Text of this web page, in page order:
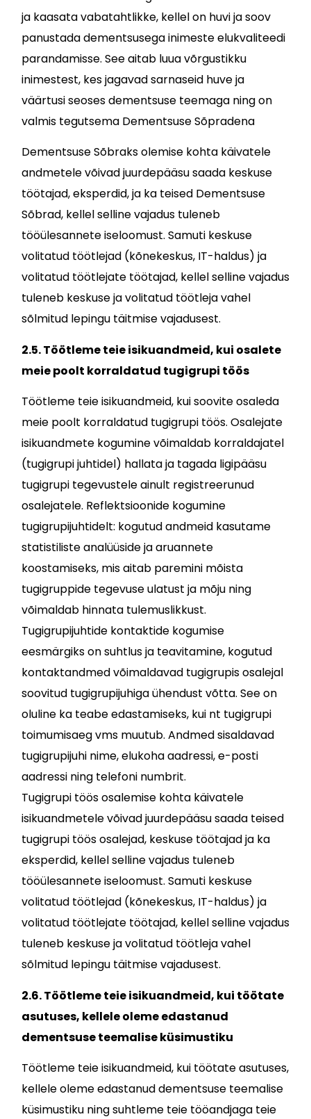
ja kaasata vabatahtlikke, kellel on huvi ja soov
panustada dementsusega inimeste elukvaliteedi
parandamisse. See aitab luua võrgustikku
inimestest, kes jagavad sarnaseid huve ja
väärtusi seoses dementsuse teemaga ning on
valmis tegutsema Dementsuse Sõpradena
Dementsuse Sõbraks olemise kohta käivatele
andmetele võivad juurdepääsu saada keskuse
töötajad, eksperdid, ja ka teised Dementsuse
Sõbrad, kellel selline vajadus tuleneb
tööülesannete iseloomust. Samuti keskuse
volitatud töötlejad (kõnekeskus, IT-haldus) ja
volitatud töötlejate töötajad, kellel selline vajadus
tuleneb keskuse ja volitatud töötleja vahel
sõlmitud lepingu täitmise vajadusest.
2.5. Töötleme teie isikuandmeid, kui osalete
meie poolt korraldatud tugigrupi töös
Töötleme teie isikuandmeid, kui soovite osaleda
meie poolt korraldatud tugigrupi töös. Osalejate
isikuandmete kogumine võimaldab korraldajatel
(tugigrupi juhtidel) hallata ja tagada ligipääsu
tugigrupi tegevustele ainult registreerunud
osalejatele. Reflektsioonide kogumine
tugigrupijuhtidelt: kogutud andmeid kasutame
statistiliste analüüside ja aruannete
koostamiseks, mis aitab paremini mõista
tugigruppide tegevuse ulatust ja mõju ning
võimaldab hinnata tulemuslikkust.
Tugigrupijuhtide kontaktide kogumise
eesmärgiks on suhtlus ja teavitamine, kogutud
kontaktandmed võimaldavad tugigrupis osalejal
soovitud tugigrupijuhiga ühendust võtta. See on
oluline ka teabe edastamiseks, kui nt tugigrupi
toimumisaeg vms muutub. Andmed sisaldavad
tugigrupijuhi nime, elukoha aadressi, e-posti
aadressi ning telefoni numbrit.
Tugigrupi töös osalemise kohta käivatele
isikuandmetele võivad juurdepääsu saada teised
tugigrupi töös osalejad, keskuse töötajad ja ka
eksperdid, kellel selline vajadus tuleneb
tööülesannete iseloomust. Samuti keskuse
volitatud töötlejad (kõnekeskus, IT-haldus) ja
volitatud töötlejate töötajad, kellel selline vajadus
tuleneb keskuse ja volitatud töötleja vahel
sõlmitud lepingu täitmise vajadusest.
2.6. Töötleme teie isikuandmeid, kui töötate
asutuses, kellele oleme edastanud
dementsuse teemalise küsimustiku
Töötleme teie isikuandmeid, kui töötate asutuses,
kellele oleme edastanud dementsuse teemalise
küsimustiku ning suhtleme teie tööandjaga teie